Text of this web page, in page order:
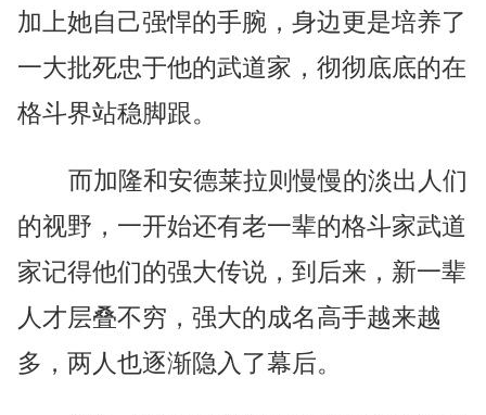
加上她自己强悍的手腕，身边更是培养了
一大批死忠于他的武道家，彻彻底底的在
格斗界站稳脚跟。
而加隆和安德莱拉则慢慢的淡出人们
的视野，一开始还有老一辈的格斗家武道
家记得他们的强大传说，到后来，新一辈
人才层叠不穷，强大的成名高手越来越
多，两人也逐渐隐入了幕后。